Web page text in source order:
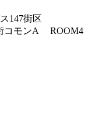
147街区
コモンA ROOM4